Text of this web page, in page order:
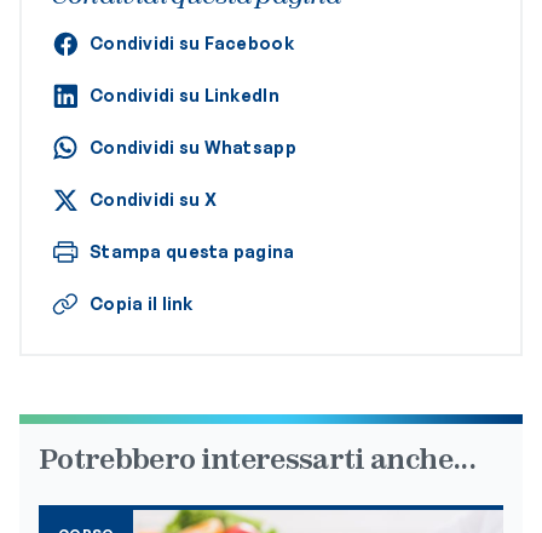
Condividi su Facebook
Condividi su LinkedIn
Condividi su Whatsapp
Condividi su X
Stampa questa pagina
Copia il link
Potrebbero interessarti anche...